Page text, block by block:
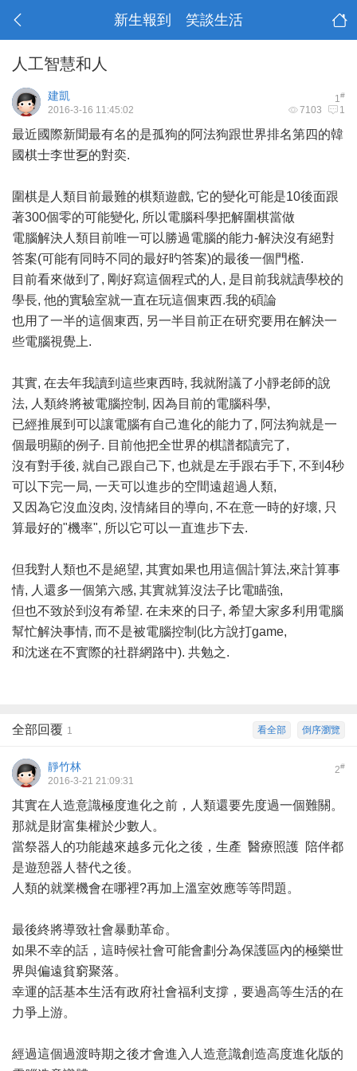
新生報到 笑談生活
人工智慧和人
1#
建凱
7103 1
2016-3-16 11:45:02
最近國際新聞最有名的是孤狗的阿法狗跟世界排名第四的韓
國棋士李世乭的對奕.
圍棋是人類目前最難的棋類遊戲, 它的變化可能是10後面跟
著300個零的可能變化, 所以電腦科學把解圍棋當做
電腦解決人類目前唯一可以勝過電腦的能力-解決沒有絕對
答案(可能有同時不同的最好旳答案)的最後一個門檻.
目前看來做到了, 剛好寫這個程式的人, 是目前我就讀學校的
學長, 他的實驗室就一直在玩這個東西.我的碩論
也用了一半的這個東西, 另一半目前正在研究要用在解決一
些電腦視覺上.
其實, 在去年我讀到這些東西時, 我就附議了小靜老師的說
法, 人類終將被電腦控制, 因為目前的電腦科學,
已經推展到可以讓電腦有自己進化的能力了, 阿法狗就是一
個最明顯的例子. 目前他把全世界的棋譜都讀完了,
沒有對手後, 就自己跟自己下, 也就是左手跟右手下, 不到4秒
可以下完一局, 一天可以進步的空間遠超過人類,
又因為它沒血沒肉, 沒情緒目的導向, 不在意一時的好壞, 只
算最好的"機率", 所以它可以一直進步下去.
但我對人類也不是絕望, 其實如果也用這個計算法,來計算事
情, 人還多一個第六感, 其實就算沒法子比電瞄強,
但也不致於到沒有希望. 在未來的日子, 希望大家多利用電腦
幫忙解決事情, 而不是被電腦控制(比方說打game,
和沈迷在不實際的社群網路中). 共勉之.
倒序瀏覽
看全部
全部回覆 1
2#
靜竹林
2016-3-21 21:09:31
其實在人造意識極度進化之前，人類還要先度過一個難關。
那就是財富集權於少數人。
當祭器人的功能越來越多元化之後，生產 醫療照護 陪伴都
是遊憩器人替代之後。
人類的就業機會在哪裡?再加上溫室效應等等問題。
最後終將導致社會暴動革命。
如果不幸的話，這時候社會可能會劃分為保護區內的極樂世
界與偏遠貧窮聚落。
幸運的話基本生活有政府社會福利支撐，要過高等生活的在
力爭上游。
經過這個過渡時期之後才會進入人造意識創造高度進化版的